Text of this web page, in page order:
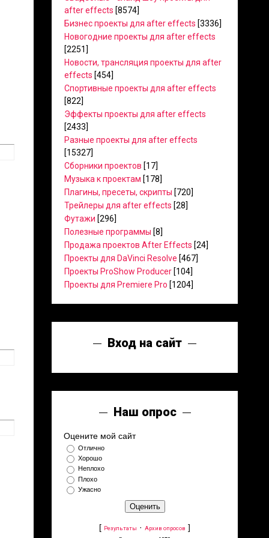
after effects [8574]
Бизнес проекты для after effects [3336]
Новогодние проекты для after effects
[2251]
Новости, трансляция проекты для after
effects [454]
Спортивные проекты для after effects
[822]
Эффекты проекты для after effects
[2433]
Разные проекты для after effects
[15327]
Сборники проектов [17]
Музыка к проектам [178]
Плагины, пресеты, скрипты [720]
Трейлеры для after effects [28]
Футажи [296]
Полезные программы [8]
Продажа проектов After Effects [24]
Проекты для DaVinci Resolve [467]
Проекты ProShow Producer [104]
Проекты для Premiere Pro [1204]
Вход на сайт
Наш опрос
Оцените мой сайт
Отлично
Хорошо
Неплохо
Плохо
Ужасно
[ Результаты · Архив опросов ]